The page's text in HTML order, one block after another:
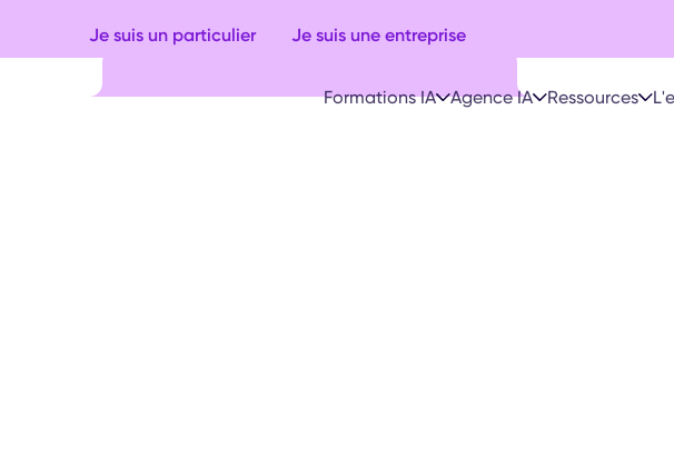
Je suis un particulier Je suis une entreprise
Formations IA Agence IA Ressources